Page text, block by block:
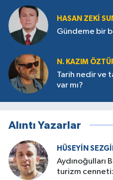
HASAN ZEKI
Gündeme bir
N. KAZIM
Tarih nedir ve
var mı?
Alıntı Yazarlar
HÜSEYIN
Aydınoğulları
turizm